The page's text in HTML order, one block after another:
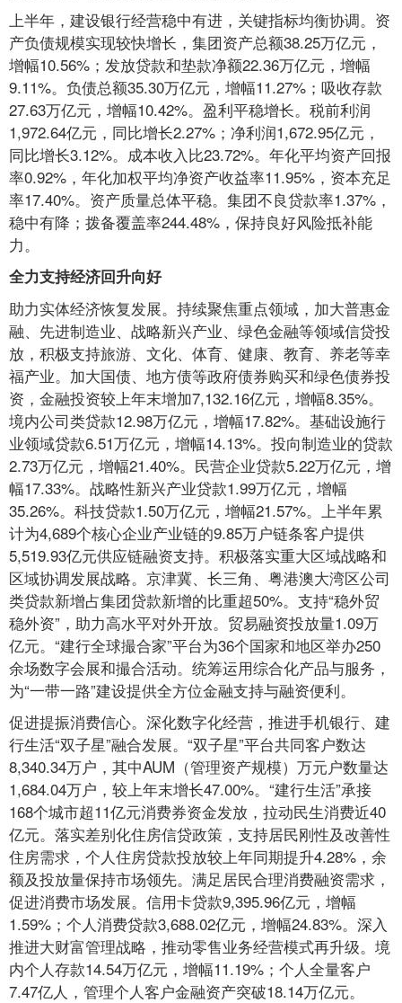
上半年，建设银行经营稳中有进，关键指标均衡协调。资
产负债规模实现较快增长，集团资产总额38.25万亿元，
增幅10.56%；发放贷款和垫款净额22.36万亿元，增幅
9.11%。负债总额35.30万亿元，增幅11.27%；吸收存款
27.63万亿元，增幅10.42%。盈利平稳增长。税前利润
1,972.64亿元，同比增长2.27%；净利润1,672.95亿元，
同比增长3.12%。成本收入比23.72%。年化平均资产回报
率0.92%，年化加权平均净资产收益率11.95%，资本充足
率17.40%。资产质量总体平稳。集团不良贷款率1.37%，
稳中有降；拨备覆盖率244.48%，保持良好风险抵补能
力。
全力支持经济回升向好
助力实体经济恢复发展。持续聚焦重点领域，加大普惠金
融、先进制造业、战略新兴产业、绿色金融等领域信贷投
放，积极支持旅游、文化、体育、健康、教育、养老等幸
福产业。加大国债、地方债等政府债券购买和绿色债券投
资，金融投资较上年末增加7,132.16亿元，增幅8.35%。
境内公司类贷款12.98万亿元，增幅17.82%。基础设施行
业领域贷款6.51万亿元，增幅14.13%。投向制造业的贷款
2.73万亿元，增幅21.40%。民营企业贷款5.22万亿元，增
幅17.33%。战略性新兴产业贷款1.99万亿元，增幅
35.26%。科技贷款1.50万亿元，增幅21.57%。上半年累
计为4,689个核心企业产业链的9.85万户链条客户提供
5,519.93亿元供应链融资支持。积极落实重大区域战略和
区域协调发展战略。京津冀、长三角、粤港澳大湾区公司
类贷款新增占集团贷款新增的比重超50%。支持“稳外贸
稳外资”，助力高水平对外开放。贸易融资投放量1.09万
亿元。“建行全球撮合家”平台为36个国家和地区举办250
余场数字会展和撮合活动。统筹运用综合化产品与服务，
为“一带一路”建设提供全方位金融支持与融资便利。
促进提振消费信心。深化数字化经营，推进手机银行、建
行生活“双子星”融合发展。“双子星”平台共同客户数达
8,340.34万户，其中AUM（管理资产规模）万元户数量达
1,684.04万户，较上年末增长47.00%。“建行生活”承接
168个城市超11亿元消费券资金发放，拉动民生消费近40
亿元。落实差别化住房信贷政策，支持居民刚性及改善性
住房需求，个人住房贷款投放较上年同期提升4.28%，余
额及投放量保持市场领先。满足居民合理消费融资需求，
促进消费市场发展。信用卡贷款9,395.96亿元，增幅
1.59%；个人消费贷款3,688.02亿元，增幅24.83%。深入
推进大财富管理战略，推动零售业务经营模式再升级。境
内个人存款14.54万亿元，增幅11.19%；个人全量客户
7.47亿人，管理个人客户金融资产突破18.14万亿元。